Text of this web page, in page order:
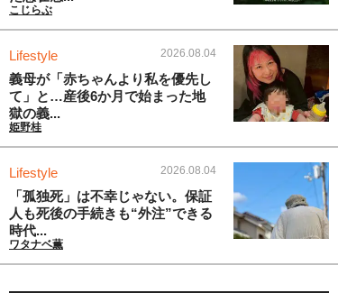
こじらぶ
Lifestyle 2026.08.04
義母が「赤ちゃんより私を優先し
て」と…産後6か月で始まった地
獄の義...
姫野桂
Lifestyle 2026.08.04
「孤独死」は不幸じゃない。保証
人も死後の手続きも“外注”できる
時代...
ワタナベ薫